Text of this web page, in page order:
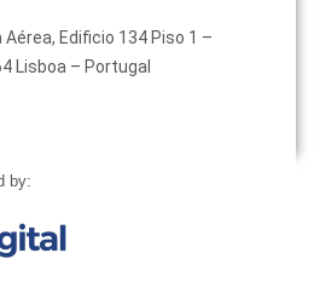
Aérea, Edificio 134 Piso 1 –
Lisboa – Portugal
by: